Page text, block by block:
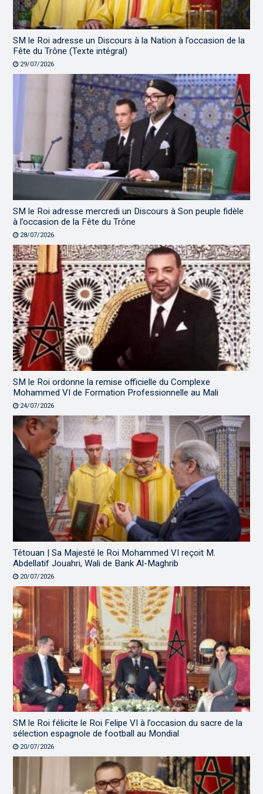
SM le Roi adresse un Discours à la Nation à l’occasion de la
Fête du Trône (Texte intégral)
29/07/2026
SM le Roi adresse mercredi un Discours à Son peuple fidèle
à l’occasion de la Fête du Trône
28/07/2026
SM le Roi ordonne la remise officielle du Complexe
Mohammed VI de Formation Professionnelle au Mali
24/07/2026
Tétouan | Sa Majesté le Roi Mohammed VI reçoit M.
Abdellatif Jouahri, Wali de Bank Al-Maghrib
20/07/2026
SM le Roi félicite le Roi Felipe VI à l’occasion du sacre de la
sélection espagnole de football au Mondial
20/07/2026